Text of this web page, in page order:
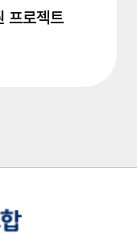
프로젝트